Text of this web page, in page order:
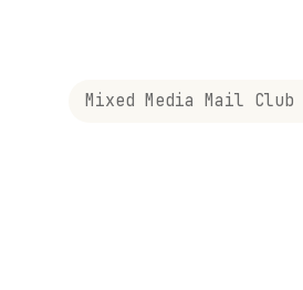
Mixed Media Mail Club